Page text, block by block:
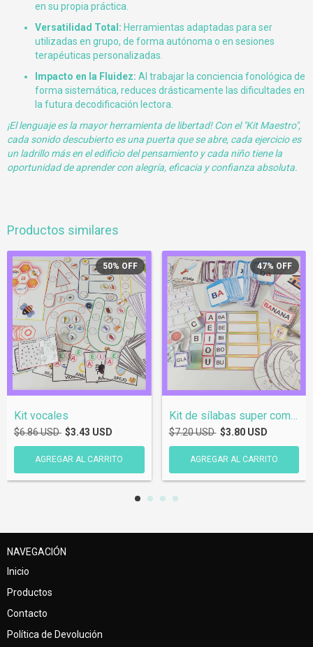
en su propia práctica.
Versatilidad Total: Herramientas adaptadas para ser
utilizadas en grupo, de forma autónoma o en sesiones
terapéuticas personalizadas.
Impacto en la Fluidez: Al trabajar la conciencia fonológica de
forma sistemática, reduces drásticamente las dificultades en
la futura decodificación lectora.
¡El lenguaje es la mayor herramienta de libertad! Con el "Kit Maestro",
cada sonido descubierto es una puerta que se abre, cada ejercicio es
un ladrillo más en el edificio del pensamiento y cada niño tiene la
oportunidad de aprender con alegría, eficacia y confianza absoluta.
Productos similares
50% OFF
Kit vocales
$6.86 USD $3.43 USD
47% OFF
Kit de sílabas super completo!
$7.20 USD $3.80 USD
NAVEGACIÓN
Inicio
Productos
Contacto
Política de Devolución